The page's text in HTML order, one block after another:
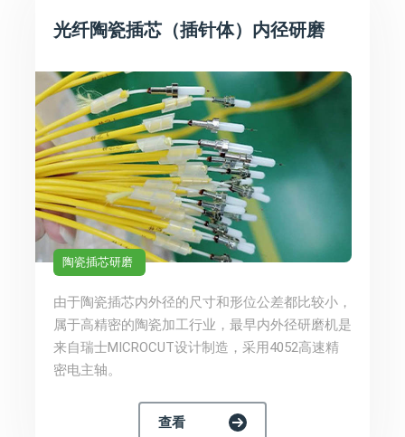
光纤陶瓷插芯（插针体）内径研磨
陶瓷插芯研磨
由于陶瓷插芯内外径的尺寸和形位公差都比较小，
属于高精密的陶瓷加工行业，最早内外径研磨机是
来自瑞士MICROCUT设计制造，采用4052高速精
密电主轴。
查看